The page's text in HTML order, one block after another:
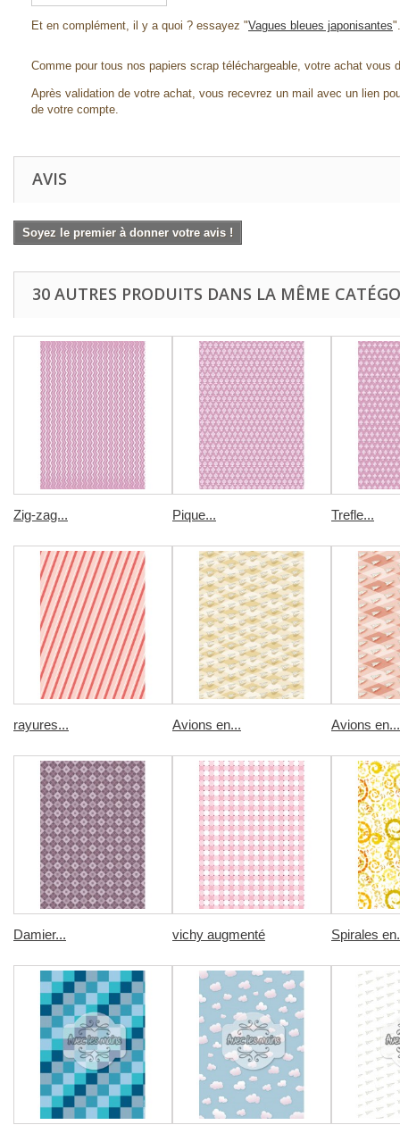
Et en complément, il y a quoi ? essayez "Vagues bleues japonisantes".
Comme pour tous nos papiers scrap téléchargeable, votre achat vous
Après validation de votre achat, vous recevrez un mail avec un lien
de votre compte.
AVIS
Soyez le premier à donner votre avis !
30 AUTRES PRODUITS DANS LA MÊME
Zig-zag... Pique... Trefle...
rayures... Avions en... Avions en...
Damier... vichy augmenté Spirales